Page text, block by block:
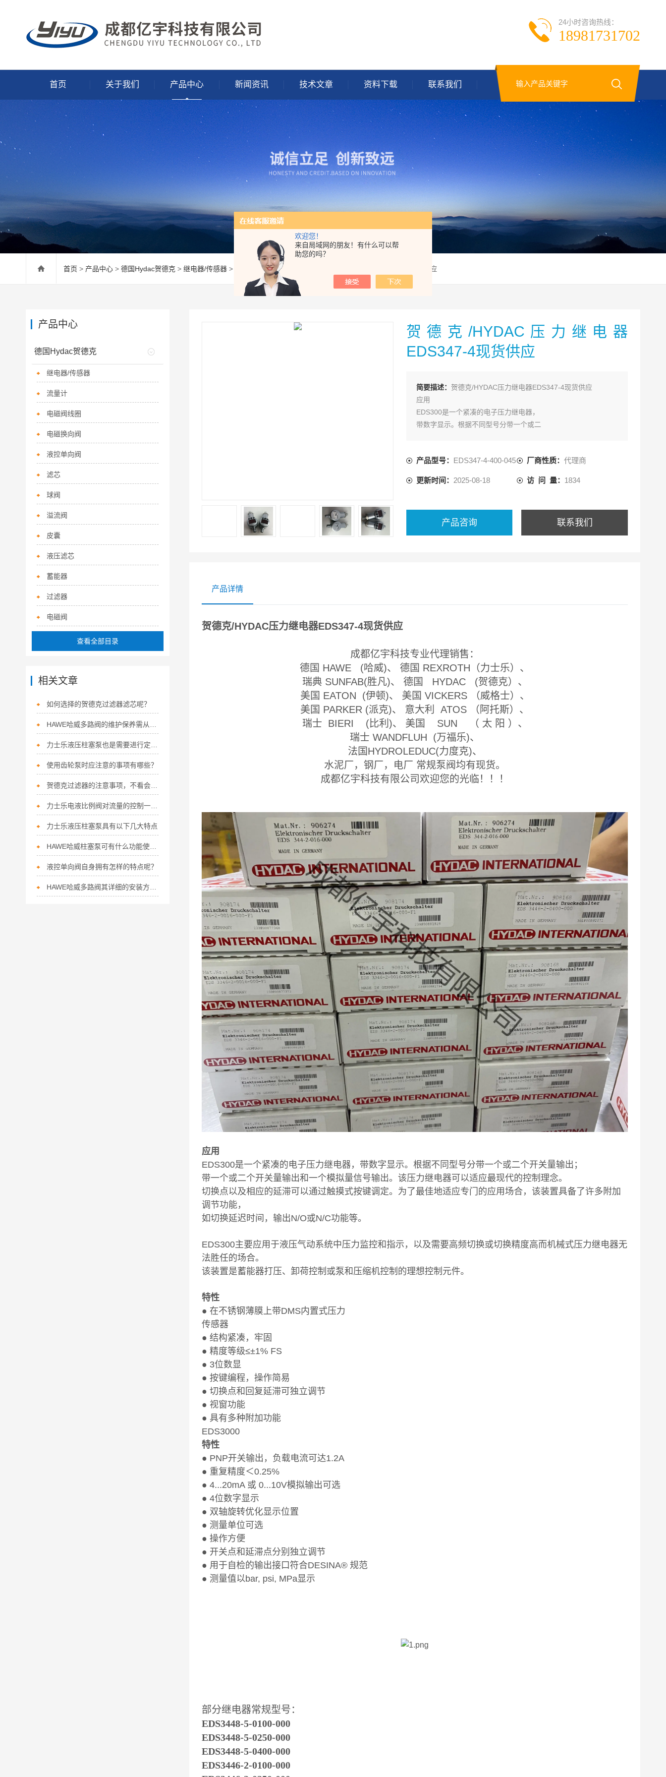
欢迎您！
来自局域网的朋友！有什么可以帮
助您的吗？
24小时咨询热线：
18981731702
首页 关于我们 产品中心 新闻资讯 技术文章 资料下载 联系我们
首页 > 产品中心 > 德国Hydac贺德克 > 继电器/传感器 > EDS347-4-400-045贺德克/HYDAC压力继电器EDS347-4现货供应
贺德克/HYDAC压力继电器
EDS347-4现货供应
简要描述： 贺德克/HYDAC压力继电器EDS347-4现货供应
应用
EDS300是一个紧凑的电子压力继电器，
带数字显示。根据不同型号分带一个或二
以适应最现代的控制理念。
键调定。为了最佳地适应专门的应用场合，
延迟时间，输出N/O或N/C功能等。
产品型号： EDS347-4-400-045 厂商性质：代理商
更新时间： 2025-08-18 访 问 量： 1834
产品咨询 联系我们
产品详情
贺德克/HYDAC压力继电器EDS347-4现货供应
成都亿宇科技专业代理销售：
德国 HAWE (哈威)、 德国 REXROTH（力士乐）、
瑞典 SUNFAB(胜凡)、 德国 HYDAC (贺德克）、
美国 EATON (伊顿)、 美国 VICKERS （威格士）、
美国 PARKER (派克)、 意大利 ATOS （阿托斯）、
瑞士 BIERI (比利)、 美国 SUN （ 太 阳 ）、
瑞士 WANDFLUH (万福乐)、
法国HYDROLEDUC(力度克)、
水泥厂，钢厂，电厂 常规泵阀均有现货。
成都亿宇科技有限公司欢迎您的光临！！！
应用
EDS300是一个紧凑的电子压力继电器，带数字显示。根据不同型号分带一个或二个开关量输出；
带一个或二个开关量输出和一个模拟量信号输出。该压力继电器可以适应最现代的控制理念。
切换点以及相应的延滞可以通过触摸式按键调定。为了最佳地适应专门的应用场合，该装置具备了许多附加
调节功能，
如切换延迟时间，输出N/O或N/C功能等。
EDS300主要应用于液压气动系统中压力监控和指示，以及需要高频切换或切换精度高而机械式压力继电器无
法胜任的场合。
该装置是蓄能器打压、卸荷控制或泵和压缩机控制的理想控制元件。
特性
● 在不锈钢薄膜上带DMS内置式压力
传感器
● 结构紧凑，牢固
● 精度等级≤±1% FS
● 3位数显
● 按键编程，操作简易
● 切换点和回复延滞可独立调节
● 视窗功能
● 具有多种附加功能
EDS3000
特性
● PNP开关输出，负载电流可达1.2A
● 重复精度＜0.25%
● 4...20mA 或 0...10V模拟输出可选
● 4位数字显示
● 双轴旋转优化显示位置
● 测量单位可选
● 操作方便
● 开关点和延滞点分别独立调节
● 用于自检的输出接口符合DESINA® 规范
● 测量值以bar, psi, MPa显示
部分继电器常规型号：
EDS3448-5-0100-000
EDS3448-5-0250-000
EDS3448-5-0400-000
EDS3446-2-0100-000
产品中心
德国Hydac贺德克
继电器/传感器
流量计
电磁阀线圈
电磁换向阀
液控单向阀
滤芯
球阀
溢流阀
皮囊
液压滤芯
蓄能器
过滤器
电磁阀
查看全部目录
相关文章
如何选择的贺德克过滤器滤芯呢？
使用齿轮泵时应注意的事项有哪些？
贺德克过滤器的注意事项，不看会后悔的！
力士乐电液比例阀对流量的控制一般分为两种
力士乐液压柱塞泵具有以下几大特点
HAWE哈威柱塞泵可有什么功能使你如此重视
液控单向阀自身拥有怎样的特点呢？